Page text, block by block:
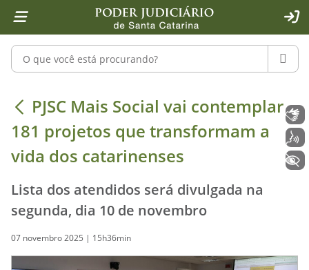
1 Ir para o conteúdo
2 Ir para a ferramenta de acessibilidade - Rybená
4 Ir para o menu principal
5 Ir para a pesquisa
6 Ir para o rodapé
7 Ir para a página inicial
Pesquisar no portal
PJSC Mais Social vai contemplar
PJSC Mais Social vai contemplar
181 projetos que transformam a
vida dos catarinenses
Lista dos atendidos será divulgada na
segunda, dia 10 de novembro
07 novembro 2025 | 15h36min
Libras
Voz
+ Acessibilidade